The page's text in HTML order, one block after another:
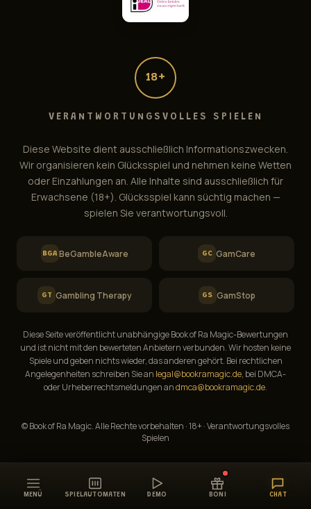
18+
VERANTWORTUNGSVOLLES SPIELEN
Diese Website dient ausschließlich Informationszwecken.
Wir organisieren kein Glücksspiel und nehmen keine Wetten
oder Einzahlungen an. Alle Inhalte sind ausschließlich für
Erwachsene (18+). Glücksspiel kann süchtig machen —
spielen Sie verantwortungsvoll.
BGA BeGambleAware GC GamCare
GT Gambling Therapy GS GamStop
Diese Seite veröffentlicht unabhängige Book of Ra Magic-Bewertungen
und ist nicht mit den bewerteten Anbietern verbunden. Wir hosten keine
Spiele und geben nichts wieder, das anderen gehört. Bei rechtlichen
Angelegenheiten schreiben Sie an legal@bookramagic.de, bei DMCA-
oder Urheberrechtsmeldungen andmca@bookramagic.de.
© Book of Ra Magic. Alle Rechte vorbehalten · 18+ · Verantwortungsvolles
Spielen
MENÜ SPIELAUTOMATEN DEMO BONI CHAT
Online — Antwort in ~1 Min.